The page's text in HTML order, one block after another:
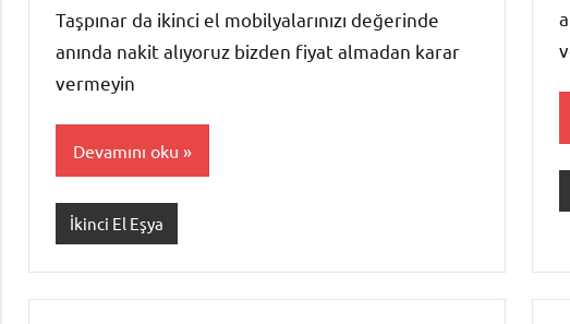
Taşpınar da ikinci el mobilyalarınızı değerinde
anında nakit alıyoruz bizden fiyat almadan karar
vermeyin
Devamını oku
İkinci El Eşya